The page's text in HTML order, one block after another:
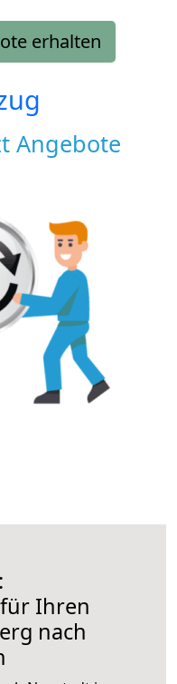
erhalten
Angebote
Ihren
nach